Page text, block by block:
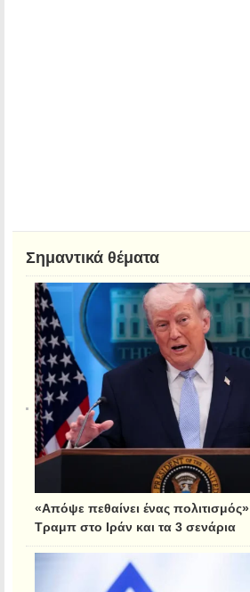
Σημαντικά θέματα
«Απόψε πεθαίνει ένας
Τραμπ στο Ιράν και τα 3 σενάρια